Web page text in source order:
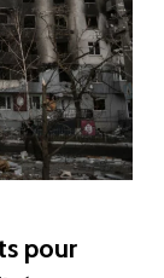
pour